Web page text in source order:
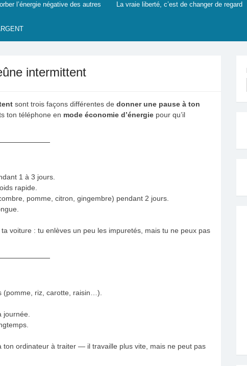
l’énergie négative des autres La vraie liberté, c’est de changer de regard
intermittent
sont trois façons différentes de donner une pause à ton
ton téléphone en mode économie d’énergie pour qu’il
1 à 3 jours.
rapide.
pomme, citron, gingembre) pendant 2 jours.
voiture : tu enlèves un peu les impuretés, mais tu ne peux pas
(pomme, riz, carotte, raisin…).
ton ordinateur à traiter — il travaille plus vite, mais ne peut pas